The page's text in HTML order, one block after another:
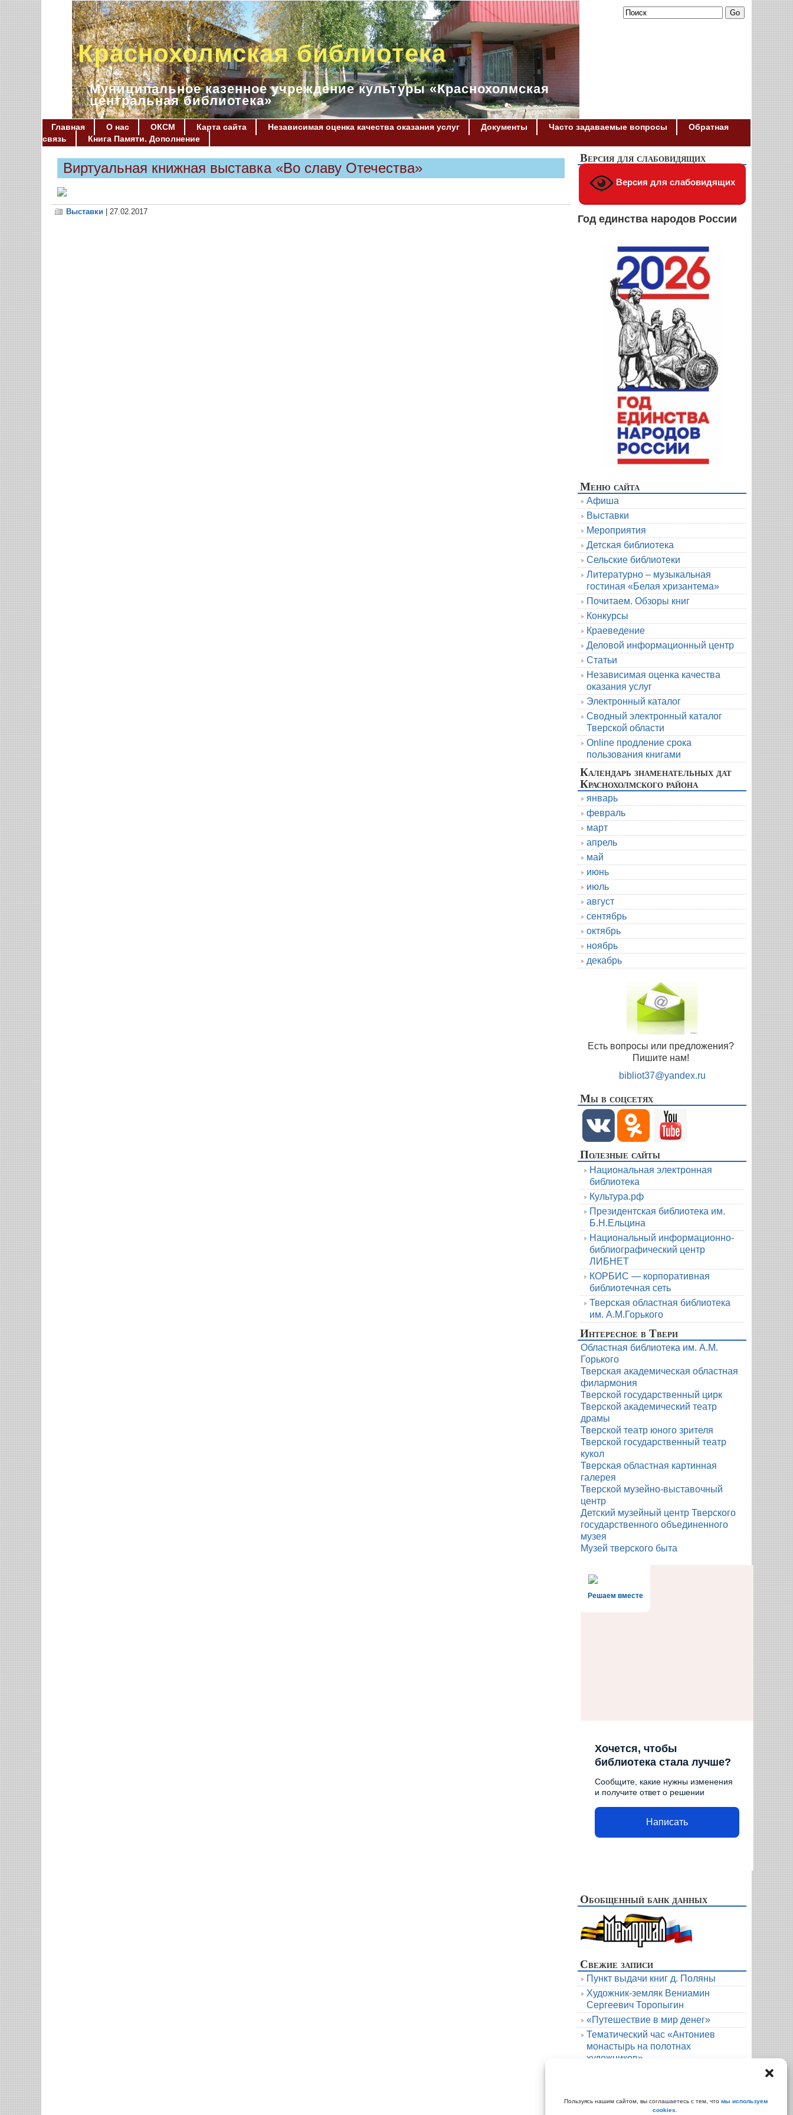
Пользуясь нашим сайтом, вы соглашаетесь с тем, что мы используем
cookies
Краснохолмская библиотека
Муниципальное казенное учреждение культуры «Краснохолмская
центральная библиотека»
Главная О нас ОКСМ Карта сайта Независимая оценка качества оказания услуг Документы Часто задаваемые вопросы
Обратная
связь
Книга Памяти. Дополнение
Виртуальная книжная выставка «Во славу Отечества»
Выставки | 27.02.2017
Версия для слабовидящих
Версия для слабовидящих
Год единства народов России
Меню сайта
Афиша
Выставки
Мероприятия
Детская библиотека
Сельские библиотеки
Литературно – музыкальная
гостиная «Белая хризантема»
Почитаем. Обзоры книг
Конкурсы
Краеведение
Деловой информационный центр
Статьи
Независимая оценка качества
оказания услуг
Электронный каталог
Сводный электронный каталог
Тверской области
Online продление срока
пользования книгами
Календарь знаменательных дат
Краснохолмского района
январь
февраль
март
апрель
май
июнь
июль
август
сентябрь
октябрь
ноябрь
декабрь
Есть вопросы или предложения?
Пишите нам!
bibliot37@yandex.ru
Мы в соцсетях
Полезные сайты
Национальная электронная
библиотека
Культура.рф
Президентская библиотека им.
Б.Н.Ельцина
Национальный информационно-
библиографический центр
ЛИБНЕТ
КОРБИС — корпоративная
библиотечная сеть
Тверская областная библиотека
им. А.М.Горького
Интересное в Твери
Областная библиотека им. А.М.
Горького
Тверская академическая областная
филармония
Тверской государственный цирк
Тверской академический театр
драмы
Тверской театр юного зрителя
Тверской государственный театр
кукол
Тверская областная картинная
галерея
Тверской музейно-выставочный
центр
Детский музейный центр Тверского
государственного объединенного
музея
Музей тверского быта
Решаем вместе
Хочется, чтобы
библиотека стала лучше?
Сообщите, какие нужны изменения
и получите ответ о решении
Написать
Обобщенный банк данных
Свежие записи
Пункт выдачи книг д. Поляны
Художник-земляк Вениамин
Сергеевич Торопыгин
«Путешествие в мир денег»
Тематический час «Антониев
монастырь на полотнах
художников»
Архивы